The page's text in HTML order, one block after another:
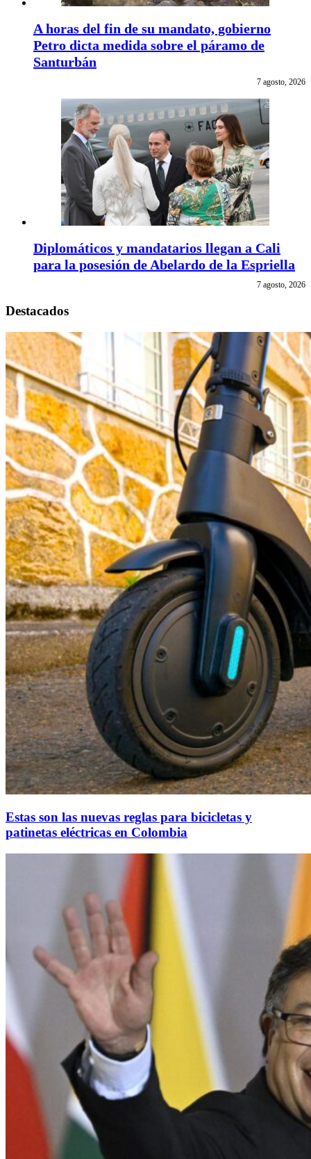
A horas del fin de su mandato, gobierno
Petro dicta medida sobre el páramo de
Santurbán
7 agosto, 2026
Diplomáticos y mandatarios llegan a Cali
para la posesión de Abelardo de la Espriella
7 agosto, 2026
Destacados
Estas son las nuevas reglas para bicicletas y
patinetas eléctricas en Colombia